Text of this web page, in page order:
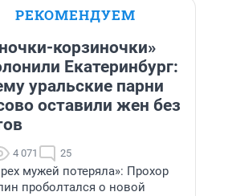
РЕКОМЕНДУЕМ
корзиночки»
Екатеринбург:
уральские парни
оставили жен без
4 071 25
мужей потеряла»: Прохор
проболтался о новой